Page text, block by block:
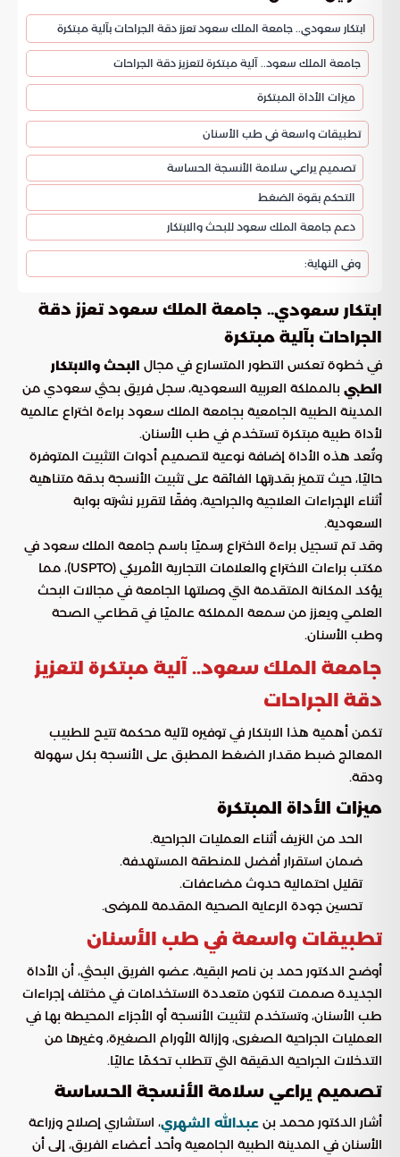
ابتكار سعودي.. جامعة الملك سعود تعزز دقة الجراحات بآلية مبتكرة
جامعة الملك سعود.. آلية مبتكرة لتعزيز دقة الجراحات
ميزات الأداة المبتكرة
تطبيقات واسعة في طب الأسنان
تصميم يراعي سلامة الأنسجة الحساسة
التحكم بقوة الضغط
دعم جامعة الملك سعود للبحث والابتكار
وفي النهاية:
ابتكار سعودي.. جامعة الملك سعود تعزز دقة
الجراحات بآلية مبتكرة
في خطوة تعكس التطور المتسارع في مجال البحث والابتكار
الطبي بالمملكة العربية السعودية، سجل فريق بحثي سعودي من
المدينة الطبية الجامعية بجامعة الملك سعود براءة اختراع عالمية
لأداة طبية مبتكرة تستخدم في طب الأسنان.
وتُعد هذه الأداة إضافة نوعية لتصميم أدوات التثبيت المتوفرة
حاليًا، حيث تتميز بقدرتها الفائقة على تثبيت الأنسجة بدقة متناهية
أثناء الإجراءات العلاجية والجراحية، وفقًا لتقرير نشرته بوابة
السعودية.
وقد تم تسجيل براءة الاختراع رسميًا باسم جامعة الملك سعود في
مكتب براءات الاختراع والعلامات التجارية الأمريكي (USPTO)، مما
يؤكد المكانة المتقدمة التي وصلتها الجامعة في مجالات البحث
العلمي ويعزز من سمعة المملكة عالميًا في قطاعي الصحة
وطب الأسنان.
جامعة الملك سعود.. آلية مبتكرة لتعزيز
دقة الجراحات
تكمن أهمية هذا الابتكار في توفيره لآلية محكمة تتيح للطبيب
المعالج ضبط مقدار الضغط المطبق على الأنسجة بكل سهولة
ودقة.
ميزات الأداة المبتكرة
الحد من النزيف أثناء العمليات الجراحية.
ضمان استقرار أفضل للمنطقة المستهدفة.
تقليل احتمالية حدوث مضاعفات.
تحسين جودة الرعاية الصحية المقدمة للمرضى.
تطبيقات واسعة في طب الأسنان
أوضح الدكتور حمد بن ناصر البقية، عضو الفريق البحثي، أن الأداة
الجديدة صممت لتكون متعددة الاستخدامات في مختلف إجراءات
طب الأسنان، وتستخدم لتثبيت الأنسجة أو الأجزاء المحيطة بها في
العمليات الجراحية الصغرى، وإزالة الأورام الصغيرة، وغيرها من
التدخلات الجراحية الدقيقة التي تتطلب تحكمًا عاليًا.
تصميم يراعي سلامة الأنسجة الحساسة
أشار الدكتور محمد بن عبدالله الشهري، استشاري إصلاح وزراعة
الأسنان في المدينة الطبية الجامعية وأحد أعضاء الفريق، إلى أن